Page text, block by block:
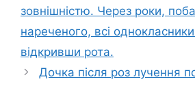
зовнішністю. Через роки,
нареченого, всі
відкривши рота.
Дочка після роз лучення